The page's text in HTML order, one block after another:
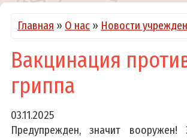
Главная » О нас » Новости
Вакцинация
гриппа
03.11.2025
Предупрежден, значит вооружен!